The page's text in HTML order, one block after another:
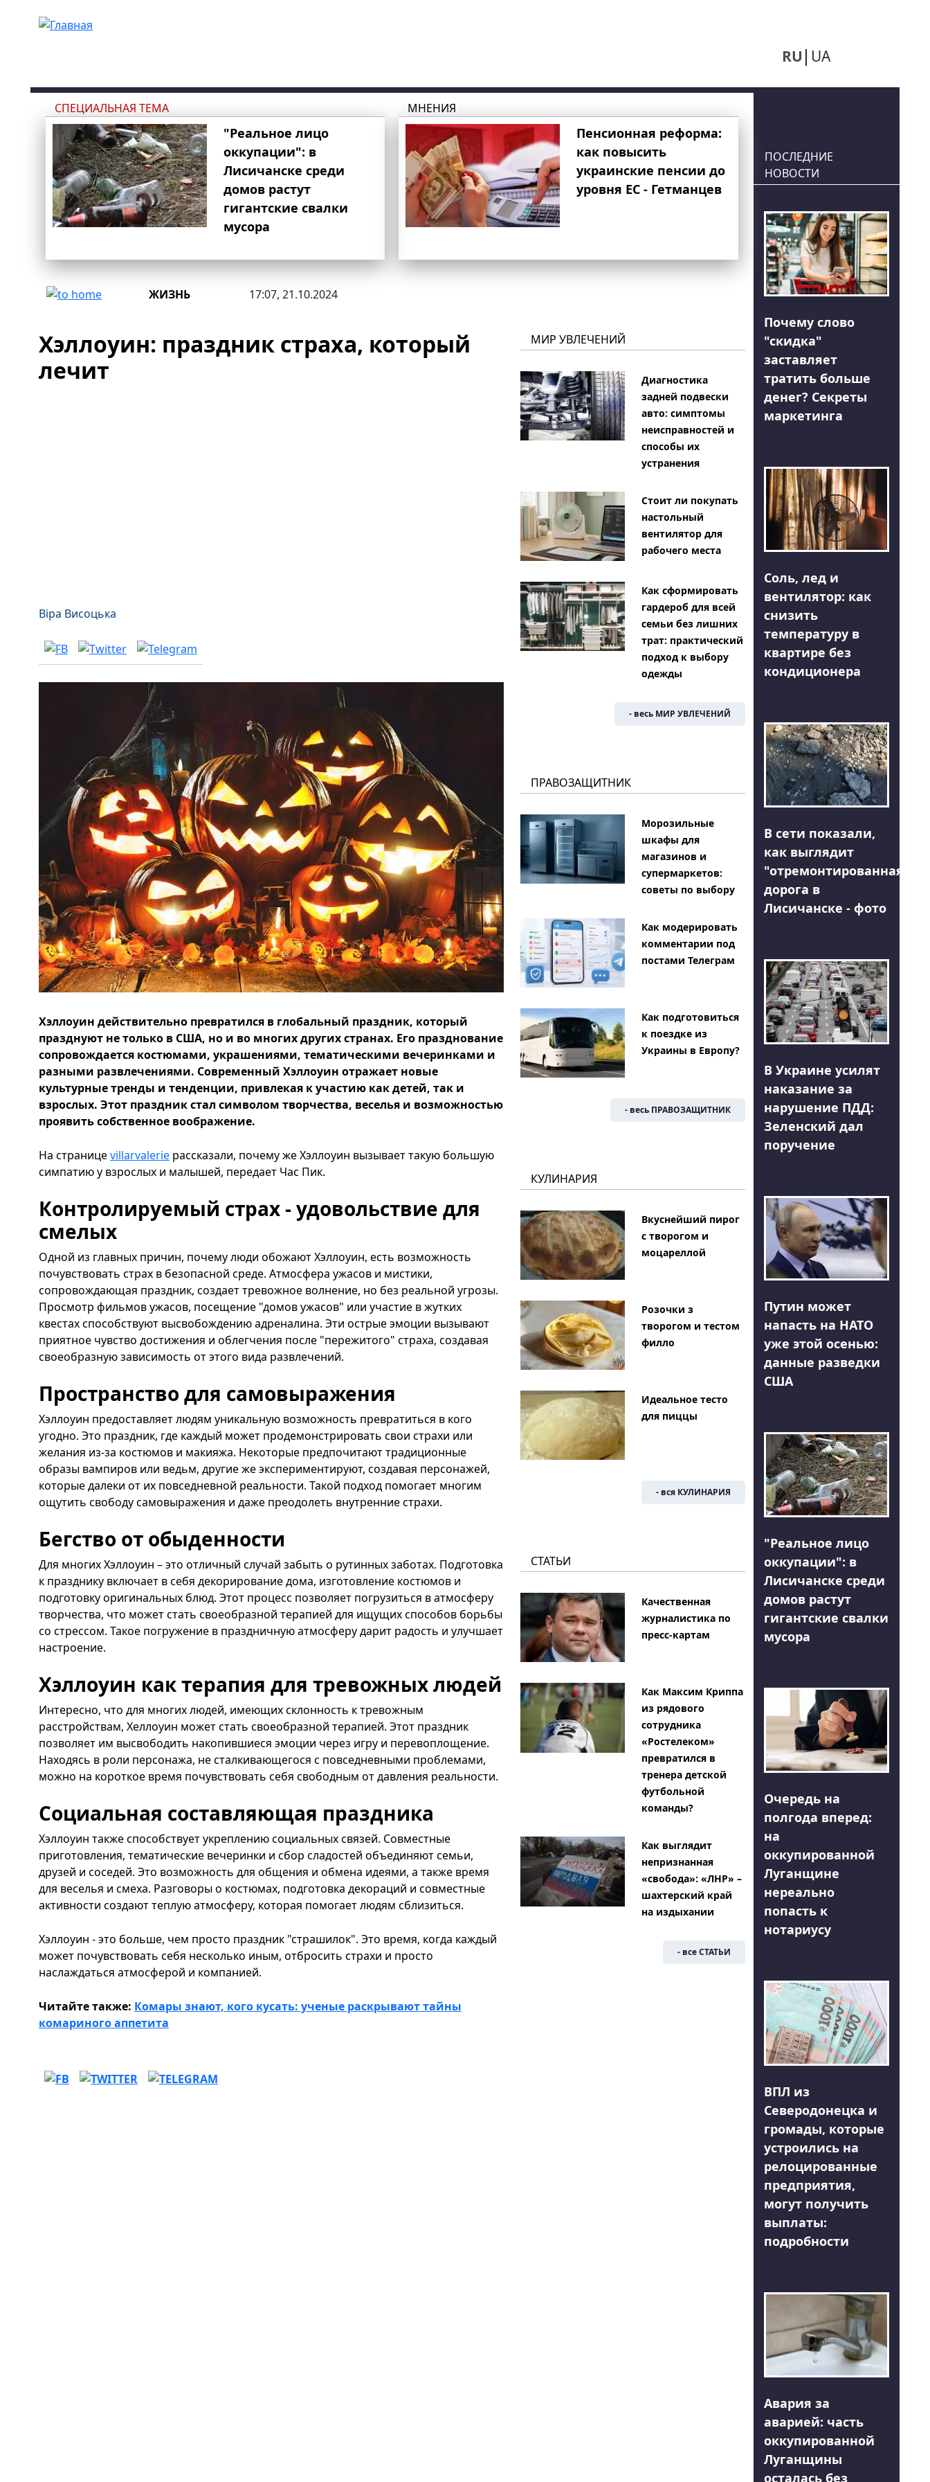
RU UA
СПЕЦИАЛЬНАЯ ТЕМА
"Реальное лицо
оккупации": в
Лисичанске среди
домов растут
гигантские свалки
мусора
МНЕНИЯ
Пенсионная реформа:
как повысить
украинские пенсии до
уровня ЕС - Гетманцев
ЖИЗНЬ 17:07, 21.10.2024
Хэллоуин: праздник страха, который
лечит
Віра Висоцька
Хэллоуин действительно превратился в глобальный праздник, который
празднуют не только в США, но и во многих других странах. Его празднование
сопровождается костюмами, украшениями, тематическими вечеринками и
разными развлечениями. Современный Хэллоуин отражает новые
культурные тренды и тенденции, привлекая к участию как детей, так и
взрослых. Этот праздник стал символом творчества, веселья и возможностью
проявить собственное воображение.
На страницеvillarvalerie рассказали, почему же Хэллоуин вызывает такую ​​большую
симпатию у взрослых и малышей, передает Час Пик.
Контролируемый страх - удовольствие для
смелых
Одной из главных причин, почему люди обожают Хэллоуин, есть возможность
почувствовать страх в безопасной среде. Атмосфера ужасов и мистики,
сопровождающая праздник, создает тревожное волнение, но без реальной угрозы.
Просмотр фильмов ужасов, посещение "домов ужасов" или участие в жутких
квестах способствуют высвобождению адреналина. Эти острые эмоции вызывают
приятное чувство достижения и облегчения после "пережитого" страха, создавая
своеобразную зависимость от этого вида развлечений.
Пространство для самовыражения
Хэллоуин предоставляет людям уникальную возможность превратиться в кого
угодно. Это праздник, где каждый может продемонстрировать свои страхи или
желания из-за костюмов и макияжа. Некоторые предпочитают традиционные
образы вампиров или ведьм, другие же экспериментируют, создавая персонажей,
которые далеки от их повседневной реальности. Такой подход помогает многим
ощутить свободу самовыражения и даже преодолеть внутренние страхи.
Бегство от обыденности
Для многих Хэллоуин – это отличный случай забыть о рутинных заботах. Подготовка
к празднику включает в себя декорирование дома, изготовление костюмов и
подготовку оригинальных блюд. Этот процесс позволяет погрузиться в атмосферу
творчества, что может стать своеобразной терапией для ищущих способов борьбы
со стрессом. Такое погружение в праздничную атмосферу дарит радость и улучшает
настроение.
Хэллоуин как терапия для тревожных людей
Интересно, что для многих людей, имеющих склонность к тревожным
расстройствам, Хеллоуин может стать своеобразной терапией. Этот праздник
позволяет им высвободить накопившиеся эмоции через игру и перевоплощение.
Находясь в роли персонажа, не сталкивающегося с повседневными проблемами,
можно на короткое время почувствовать себя свободным от давления реальности.
Социальная составляющая праздника
Хэллоуин также способствует укреплению социальных связей. Совместные
приготовления, тематические вечеринки и сбор сладостей объединяют семьи,
друзей и соседей. Это возможность для общения и обмена идеями, а также время
для веселья и смеха. Разговоры о костюмах, подготовка декораций и совместные
активности создают теплую атмосферу, которая помогает людям сблизиться.
Хэллоуин - это больше, чем просто праздник "страшилок". Это время, когда каждый
может почувствовать себя несколько иным, отбросить страхи и просто
наслаждаться атмосферой и компанией.
Читайте также: Комары знают, кого кусать: ученые раскрывают тайны
комариного аппетита
МИР УВЛЕЧЕНИЙ
Диагностика
задней подвески
авто: симптомы
неисправностей и
способы их
устранения
Стоит ли покупать
настольный
вентилятор для
рабочего места
Как сформировать
гардероб для всей
семьи без лишних
трат: практический
подход к выбору
одежды
- весь МИР УВЛЕЧЕНИЙ
ПРАВОЗАЩИТНИК
Морозильные
шкафы для
магазинов и
супермаркетов:
советы по выбору
Как модерировать
комментарии под
постами Телеграм
Как подготовиться
к поездке из
Украины в Европу?
- весь ПРАВОЗАЩИТНИК
КУЛИНАРИЯ
Вкуснейший пирог
с творогом и
моцареллой
Розочки з
творогом и тестом
филло
Идеальное тесто
для пиццы
- вся КУЛИНАРИЯ
СТАТЬИ
Качественная
журналистика по
пресс-картам
Как Максим Криппа
из рядового
сотрудника
«Ростелеком»
превратился в
тренера детской
футбольной
команды?
Как выглядит
непризнанная
«свобода»: «ЛНР» –
шахтерский край
на издыхании
- все СТАТЬИ
ПОСЛЕДНИЕ
НОВОСТИ
Почему слово
"скидка"
заставляет
тратить больше
денег? Секреты
маркетинга
Соль, лед и
вентилятор: как
снизить
температуру в
квартире без
кондиционера
В сети показали,
как выглядит
"отремонтированная"
дорога в
Лисичанске - фото
В Украине усилят
наказание за
нарушение ПДД:
Зеленский дал
поручение
Путин может
напасть на НАТО
уже этой осенью:
данные разведки
США
"Реальное лицо
оккупации": в
Лисичанске среди
домов растут
гигантские свалки
мусора
Очередь на
полгода вперед:
на
оккупированной
Луганщине
нереально
попасть к
нотариусу
ВПЛ из
Северодонецка и
громады, которые
устроились на
релоцированные
предприятия,
могут получить
выплаты:
подробности
Авария за
аварией: часть
оккупированной
Луганщины
осталась без